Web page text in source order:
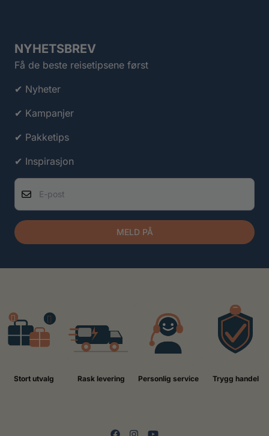
NYHETSBREV
Få de beste reisetipsene først
✔ Nyheter
✔ Kampanjer
✔ Pakketips
✔ Inspirasjon
E-post
MELD PÅ
Stort utvalg Rask levering Personlig service Trygg handel